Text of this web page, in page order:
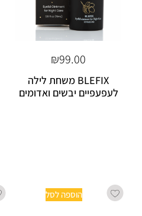
₪99.00
BLEFIX משחת לילה
לעפעפיים יבשים ואדומים
הוספה לסל